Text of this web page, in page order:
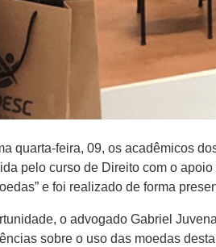
quarta-feira, 09, os acadêmicos
pelo curso de Direito com o
e foi realizado de forma
o advogado Gabriel
sobre o uso das moedas